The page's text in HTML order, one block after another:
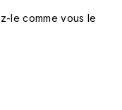
le comme vous le